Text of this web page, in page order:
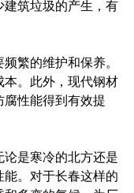
筑垃圾的产生，有
繁的维护和保养。
。此外，现代钢材
性能得到有效提
是寒冷的北方还是
。对于长春这样的